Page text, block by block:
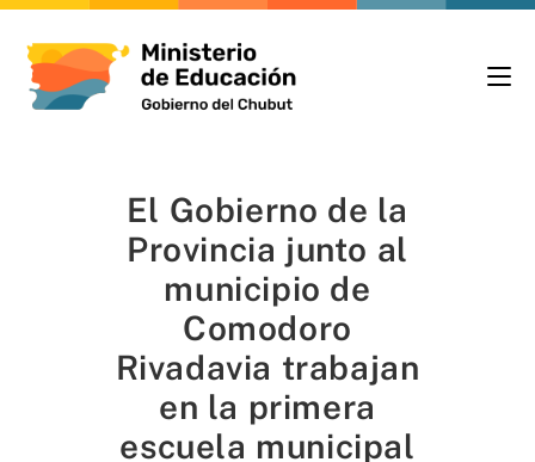
El Gobierno de la
Provincia junto al
municipio de
Comodoro
Rivadavia trabajan
en la primera
escuela municipal